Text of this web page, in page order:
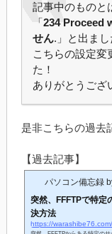
記事中のものと
「 234 Proceed
せん.」と出まし
こちらの設定変
た！
ありがとうござ
是非こちらの過去
【過去記事】
パソコン備忘録
突然、FFFTPで特定
決方法
https://